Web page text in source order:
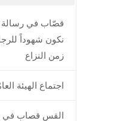
قصّاب في رسالة
نكون شهوداً
زمن النزاع
اجتماع الهيئة
القس قصاب في